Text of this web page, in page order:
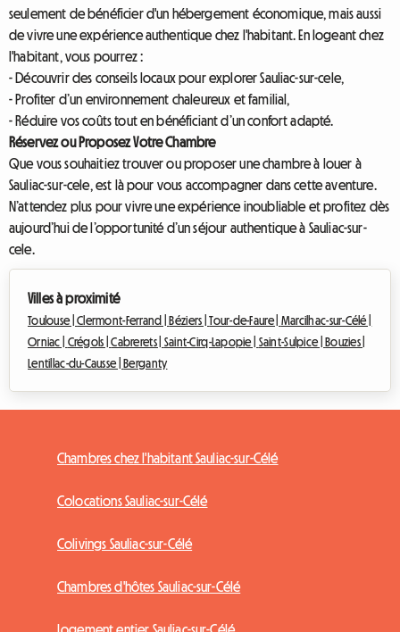
seulement de bénéficier d'un hébergement économique, mais aussi
de vivre une expérience authentique chez l'habitant. En logeant chez
l'habitant, vous pourrez :
- Découvrir des conseils locaux pour explorer Sauliac-sur-cele,
- Profiter d’un environnement chaleureux et familial,
- Réduire vos coûts tout en bénéficiant d’un confort adapté.
Réservez ou Proposez Votre Chambre
Que vous souhaitiez trouver ou proposer une chambre à louer à
Sauliac-sur-cele, est là pour vous accompagner dans cette aventure.
N’attendez plus pour vivre une expérience inoubliable et profitez dès
aujourd’hui de l’opportunité d’un séjour authentique à Sauliac-sur-
cele.
Villes à proximité
Toulouse |Clermont-Ferrand |Béziers |Tour-de-Faure | Marcilhac-sur-Célé |
Orniac | Crégols |Cabrerets | Saint-Cirq-Lapopie | Saint-Sulpice |Bouzies |
Lentillac-du-Causse |Berganty
Chambres chez l'habitant Sauliac-sur-Célé
Colocations Sauliac-sur-Célé
Colivings Sauliac-sur-Célé
Chambres d'hôtes Sauliac-sur-Célé
Logement entier Sauliac-sur-Célé